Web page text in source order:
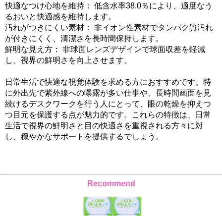
快適なつけ心地を維持： 低含水率38.0％により、適度なう
るおいと快適感を維持します。
汚れがつきにくい素材： 非イオン性素材でタンパク質汚れ
が付きにくく、清潔さを長時間保持します。
鮮明な見え方： 非球面レンズデザインで球面収差を軽減
し、視界の鮮明さを向上させます。
日常生活で快適な視覚体験を求める方におすすめです。特
に外出先で紫外線への曝露が多い仕事や、長時間画面を見
続けるデスクワークを行う人にとって、眼の乾燥を抑えつ
つ目元を保護する点が魅力的です。これらの特徴は、日常
生活で視界の鮮明さと目の快適さを重視される方々に対
し、穏やかなサポートを提供するでしょう。
Recommend